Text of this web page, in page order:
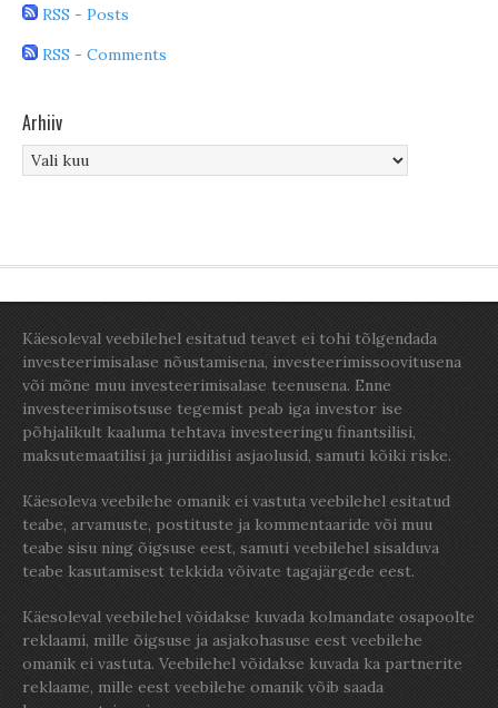
RSS - Posts
RSS - Comments
Arhiiv
Arhiiv
Käesoleval veebilehel esitatud teavet ei tohi tõlgendada
investeerimisalase nõustamisena, investeerimissoovitusena
või mõne muu investeerimisalase teenusena. Enne
investeerimisotsuse tegemist peab iga investor ise
põhjalikult kaaluma tehtava investeeringu finantsilisi,
maksutemaatilisi ja juriidilisi asjaolusid, samuti kõiki riske.
Käesoleva veebilehe omanik ei vastuta veebilehel esitatud
teabe, arvamuste, postituste ja kommentaaride või muu
teabe sisu ning õigsuse eest, samuti veebilehel sisalduva
teabe kasutamisest tekkida võivate tagajärgede eest.
Käesoleval veebilehel võidakse kuvada kolmandate osapoolte
reklaami, mille õigsuse ja asjakohasuse eest veebilehe
omanik ei vastuta. Veebilehel võidakse kuvada ka partnerite
reklaame, mille eest veebilehe omanik võib saada